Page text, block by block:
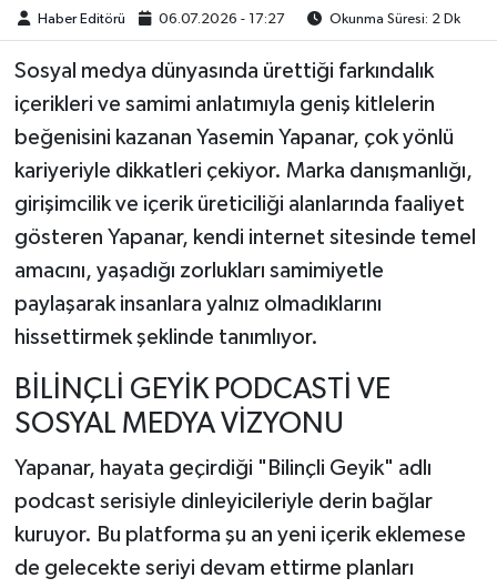
Haber Editörü 06.07.2026 - 17:27 Okunma Süresi: 2 Dk
Sosyal medya dünyasında ürettiği farkındalık
içerikleri ve samimi anlatımıyla geniş kitlelerin
beğenisini kazanan Yasemin Yapanar, çok yönlü
kariyeriyle dikkatleri çekiyor. Marka danışmanlığı,
girişimcilik ve içerik üreticiliği alanlarında faaliyet
gösteren Yapanar, kendi internet sitesinde temel
amacını, yaşadığı zorlukları samimiyetle
paylaşarak insanlara yalnız olmadıklarını
hissettirmek şeklinde tanımlıyor.
BİLİNÇLİ GEYİK PODCASTİ VE
SOSYAL MEDYA VİZYONU
Yapanar, hayata geçirdiği "Bilinçli Geyik" adlı
podcast serisiyle dinleyicileriyle derin bağlar
kuruyor. Bu platforma şu an yeni içerik eklemese
de gelecekte seriyi devam ettirme planları
TREND
MEDYA
OTOMOTİV
TEKNOLOJİ
YAŞAM
KÜLTÜR SANAT